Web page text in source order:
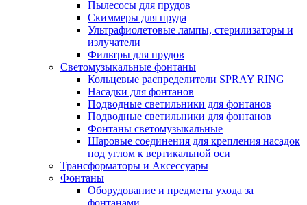
Пылесосы для прудов
Скиммеры для пруда
Ультрафиолетовые лампы, стерилизаторы и
излучатели
Фильтры для прудов
Светомузыкальные фонтаны
Кольцевые распределители SPRAY RING
Насадки для фонтанов
Подводные светильники для фонтанов
Подводные светильники для фонтанов
Фонтаны светомузыкальные
Шаровые соединения для крепления насадок
под углом к вертикальной оси
Трансформаторы и Аксессуары
Фонтаны
Оборудование и предметы ухода за
фонтанами